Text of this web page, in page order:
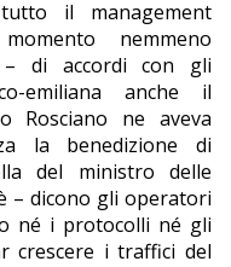
il management
nemmeno
– di accordi con gli
emiliana anche il
Rosciano ne aveva
la benedizione di
del ministro delle
dicono gli operatori
né i protocolli né gli
crescere i traffici del